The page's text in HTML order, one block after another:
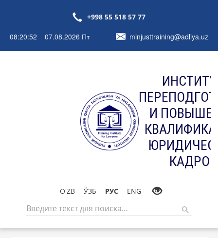
+998 55 518 57 77
08:20:52 07.08.2026 Пт minjusttraining@adliya.uz
И
КАДРОВ
O'ZB ЎЗБ РУС ENG